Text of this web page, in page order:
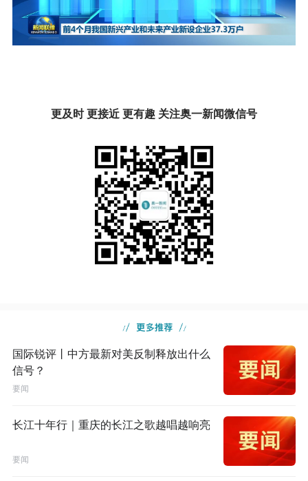
更及时 更接近 更有趣 关注奥一新闻微信号
国际锐评丨中方最新对美反制释放出什么
信号？
要闻
长江十年行｜重庆的长江之歌越唱越响亮
要闻